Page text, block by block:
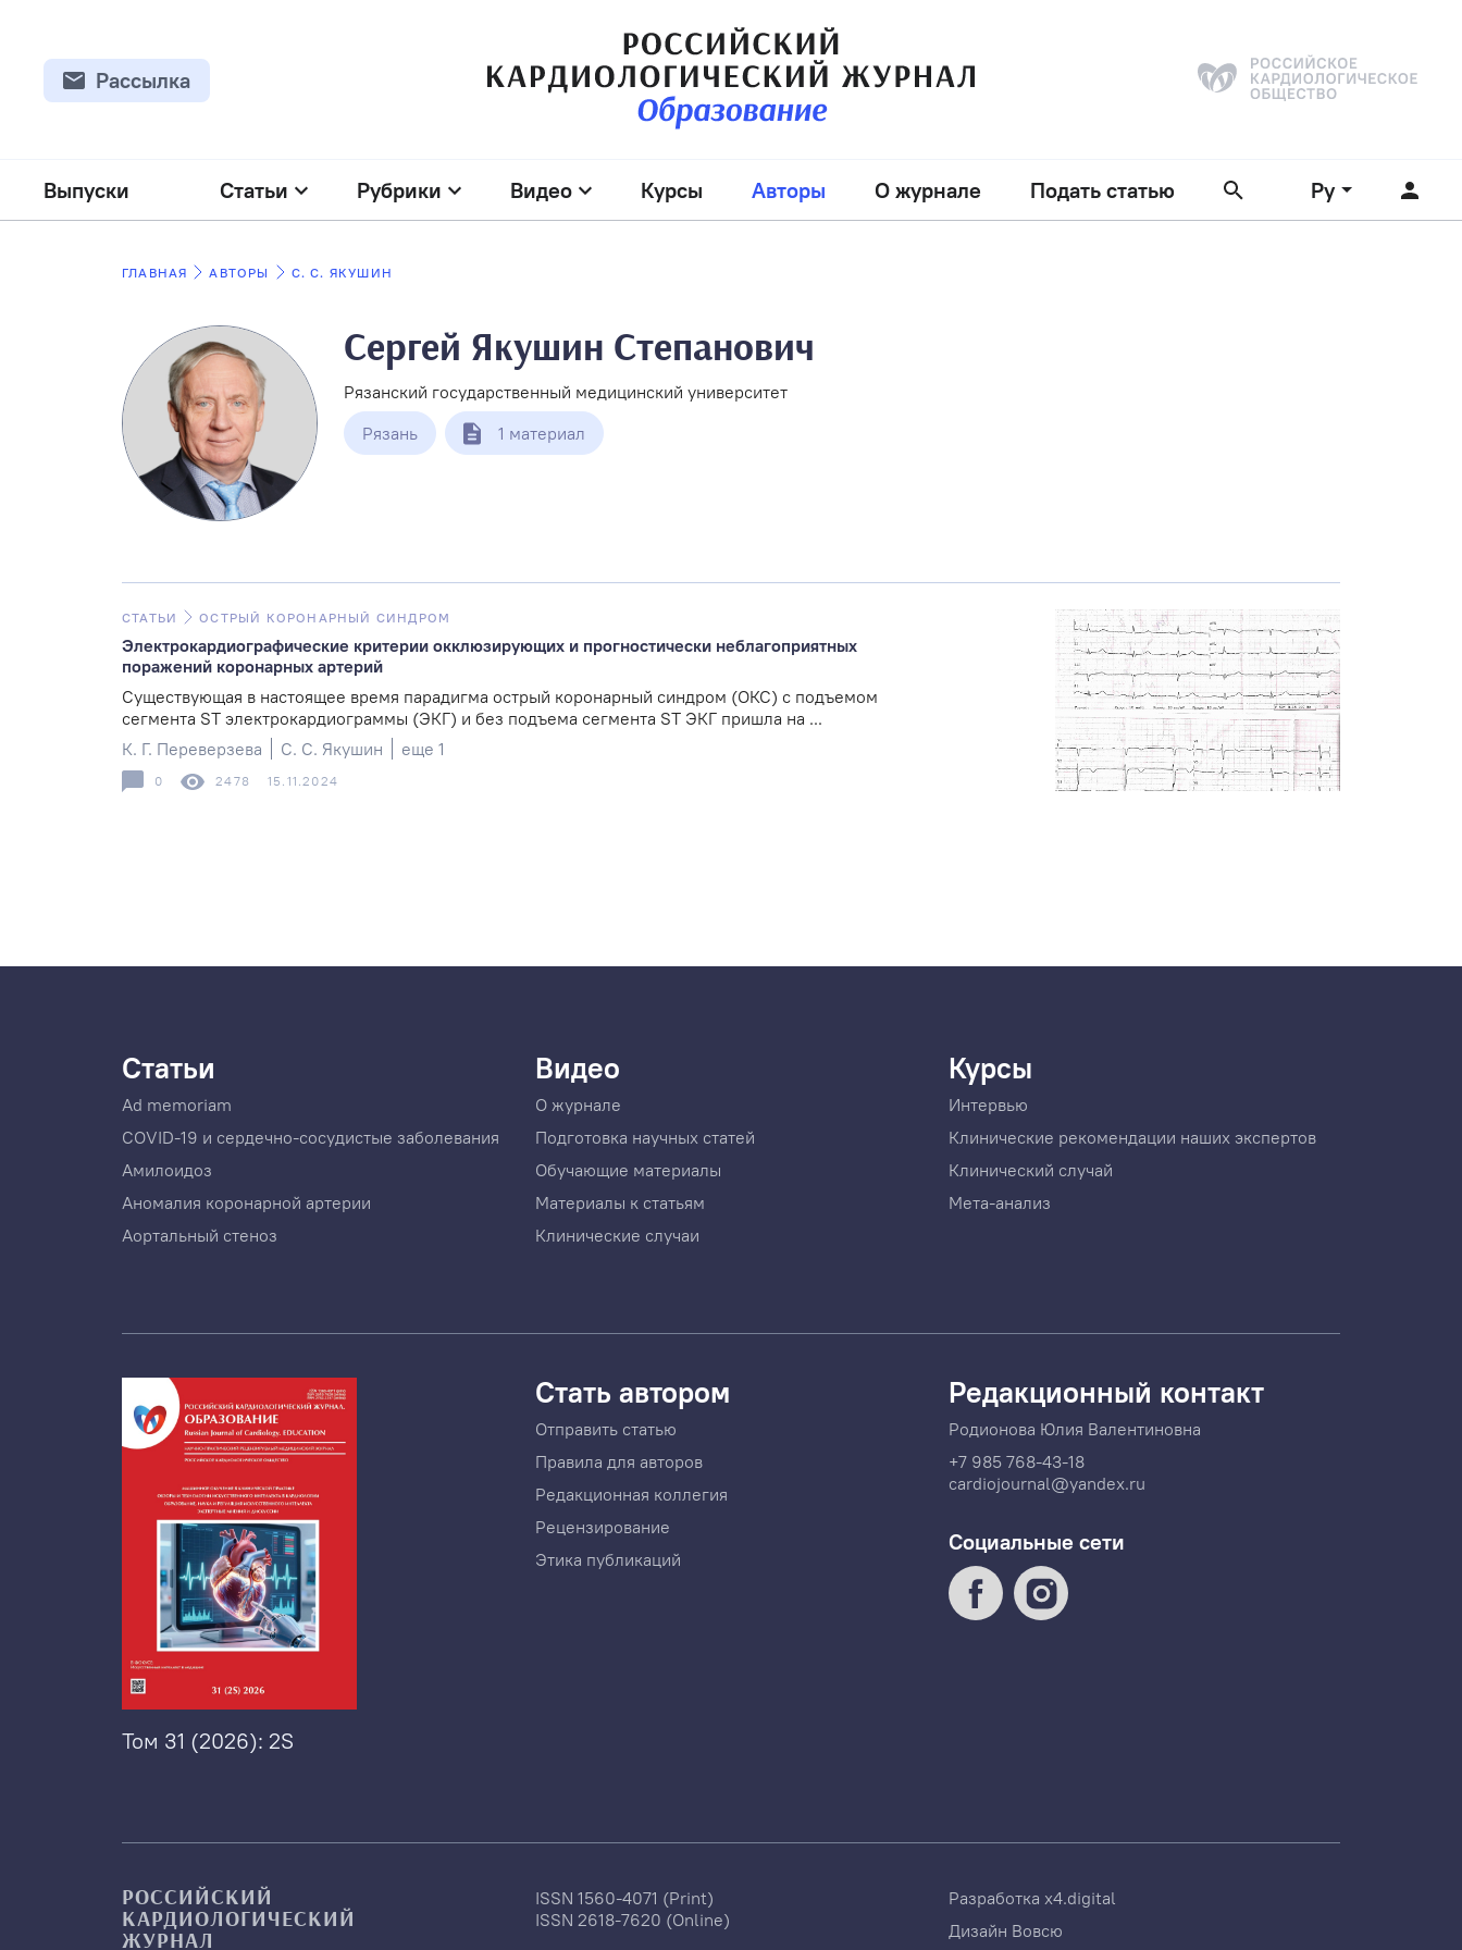
Рассылка
Выпуски Статьи Рубрики Видео Курсы Авторы О журнале Подать статью Ру
ГЛАВНАЯ АВТОРЫ С. С. ЯКУШИН
Сергей Якушин Степанович
Рязанский государственный медицинский университет
Рязань
1 материал
СТАТЬИ ОСТРЫЙ КОРОНАРНЫЙ СИНДРОМ
Электрокардиографические критерии окклюзирующих и прогностически неблагоприятных
поражений коронарных артерий
Существующая в настоящее время парадигма острый коронарный синдром (ОКС) с подъемом
сегмента ST электрокардиограммы (ЭКГ) и без подъема сегмента ST ЭКГ пришла на ...
К. Г. Переверзева
С. С. Якушин еще 1
0 2478 15.11.2024
Статьи
Ad memoriam
COVID-19 и сердечно-сосудистые заболевания
Амилоидоз
Аномалия коронарной артерии
Аортальный стеноз
Видео
О журнале
Подготовка научных статей
Обучающие материалы
Материалы к статьям
Клинические случаи
Курсы
Интервью
Клинические рекомендации наших экспертов
Клинический случай
Мета-анализ
Том 31 (2026): 2S
Стать автором
Отправить статью
Правила для авторов
Редакционная коллегия
Рецензирование
Этика публикаций
Редакционный контакт
Родионова Юлия Валентиновна
+7 985 768-43-18
cardiojournal@yandex.ru
Социальные сети
РОССИЙСКИЙ
КАРДИОЛОГИЧЕСКИЙ
ЖУРНАЛ
ISSN 1560-4071 (Print)
ISSN 2618-7620 (Online)
Разработка x4.digital
Дизайн Вовсю